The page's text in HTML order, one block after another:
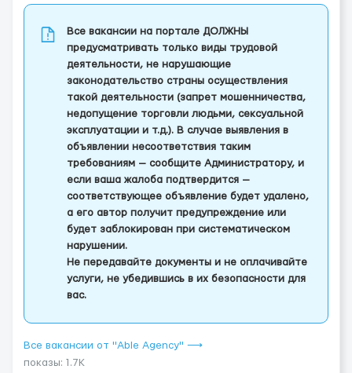
Все вакансии на портале ДОЛЖНЫ
предусматривать только виды трудовой
деятельности, не нарушающие
законодательство страны осуществления
такой деятельности (запрет мошенничества,
недопущение торговли людьми, сексуальной
эксплуатации и т.д.). В случае выявления в
объявлении несоответствия таким
требованиям — сообщите Администратору, и
если ваша жалоба подтвердится —
соответствующее объявление будет удалено,
а его автор получит предупреждение или
будет заблокирован при систематическом
нарушении.
Не передавайте документы и не оплачивайте
услуги, не убедившись в их безопасности для
вас.
Все вакансии от "Able Agency" ⟶
показы: 1.7K